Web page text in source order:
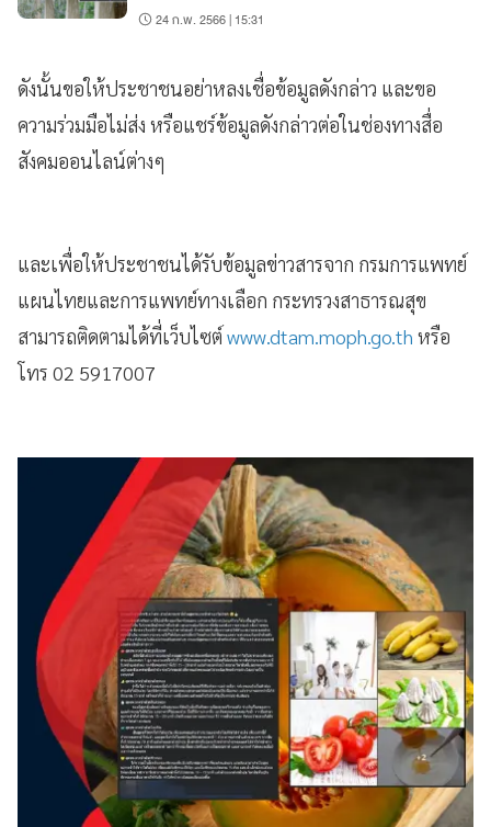
24 ก.พ. 2566 | 15:31
ดังนั้นขอให้ประชาชนอย่าหลงเชื่อข้อมูลดังกล่าว และขอ
ความร่วมมือไม่ส่ง หรือแชร์ข้อมูลดังกล่าวต่อในช่องทางสื่อ
สังคมออนไลน์ต่างๆ
และเพื่อให้ประชาชนได้รับข้อมูลข่าวสารจาก กรมการแพทย์
แผนไทยและการแพทย์ทางเลือก กระทรวงสาธารณสุข
สามารถติดตามได้ที่เว็บไซต์ www.dtam.moph.go.th หรือ
โทร 02 5917007